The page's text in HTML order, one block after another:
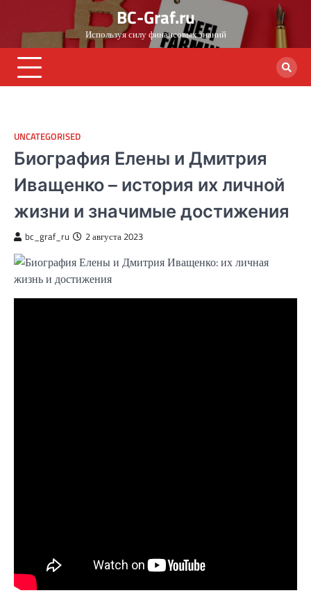
content
BC-Graf.ru
Используя силу финансовых знаний
UNCATEGORISED
Биография Елены и Дмитрия
Иващенко – история их личной
жизни и значимые достижения
bc_graf_ru 2 августа 2023